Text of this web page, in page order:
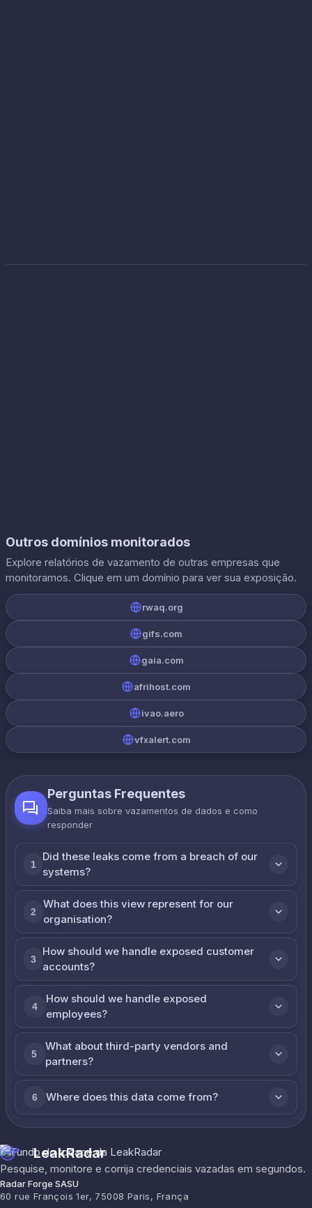
Outros domínios monitorados
Explore relatórios de vazamento de outras empresas que
monitoramos. Clique em um domínio para ver sua exposição.
rwaq.org
gifs.com
gaia.com
afrihost.com
ivao.aero
vfxalert.com
Perguntas Frequentes
Saiba mais sobre vazamentos de dados e como
responder
1
Did these leaks come from a breach of our
systems?
2
What does this view represent for our
organisation?
3
How should we handle exposed customer
accounts?
4
How should we handle exposed
employees?
5
What about third-party vendors and
partners?
6 Where does this data come from?
LeakRadar
Pesquise, monitore e corrija credenciais vazadas em segundos.
Radar Forge SASU
60 rue François 1er, 75008 Paris, França